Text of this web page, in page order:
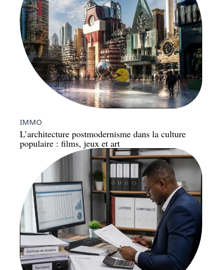
IMMO
L’architecture postmodernisme dans la culture
populaire : films, jeux et art